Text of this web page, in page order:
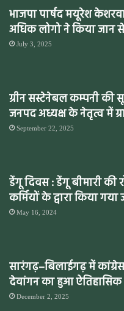
भाजपा पार्षद मयूरेश
अधिक लोगो ने किया जान
July 3, 2025
ग्रीन सस्टेनेबल कम्पनी की
जनपद अध्यक्ष के नेतृत्व में
September 22, 2025
डेंगू दिवस : डेंगू बीमारी
कर्मियों के द्वारा किया
May 16, 2024
सारंगढ़–बिलाईगढ़ में
देवांगन का हुआ ऐतिहासिक
December 2, 2025